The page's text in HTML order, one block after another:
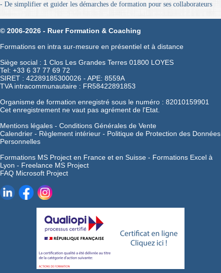
- De simplifier et guider les démarches de formation pour ses collaborateurs
© 2006-2026 - Ruer Formation & Coaching
Formations en intra sur-mesure en présentiel et à distance
Siège social : 1 Clos Les Grandes Terres 01800 LOYES
Tel: +33 6 37 77 69 72
SIRET : 42289185300026 - APE: 8559A
TVA intracommunautaire : FR58422891853
Organisme de formation enregistré sous le numéro : 82010159901
Cet enregistrement ne vaut pas agrément de l'Etat.
Mentions légales - Conditions Générales de Vente
Calendrier - Règlement intérieur - Politique de Protection des Données
Personnelles
Formations MS Project en France et en Suisse - Formations Excel à
Lyon - Freelance MS Project
FAQ Microsoft Project